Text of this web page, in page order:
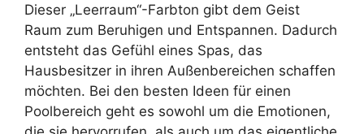
Dieser „Leerraum“-Farbton gibt dem Geist
Raum zum Beruhigen und Entspannen. Dadurch
entsteht das Gefühl eines Spas, das
Hausbesitzer in ihren Außenbereichen schaffen
möchten. Bei den besten Ideen für einen
Poolbereich geht es sowohl um die Emotionen,